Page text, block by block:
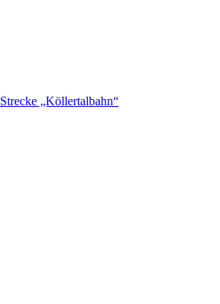
Strecke „Köllertalbahn“